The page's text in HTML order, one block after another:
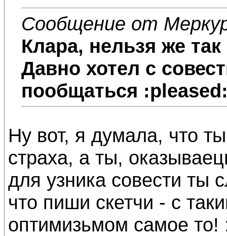
Сообщение от
Клара, нельзя же
Давно хотел с
пообщаться
Ну вот, я думала, что
страха, а ты,
для узника совести ты
что пиши скетчи - с
оптимизьмом самое то!